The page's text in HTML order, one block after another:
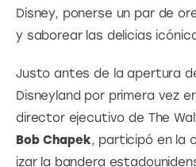
Disney, ponerse un par de
y saborear las delicias
Justo antes de la apertura
Disneyland por primera vez
director ejecutivo de The
Bob Chapek, participó en la
izar la bandera